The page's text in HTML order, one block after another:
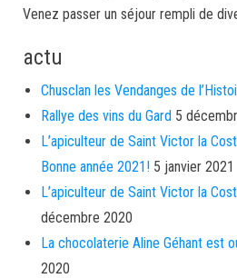
Venez passer un séjour rempli de
actu
Chusclan les Vendanges de
Rallye des vins du Gard 5
L’apiculteur de Saint Victor la
Bonne année 2021! 5 janvier 2021
L’apiculteur de Saint Victor la
décembre 2020
La chocolaterie Aline Géhant est
2020